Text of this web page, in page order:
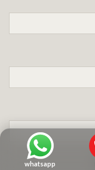
whatsapp